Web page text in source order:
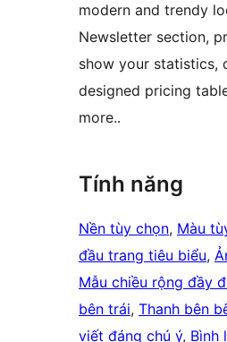
modern and trendy
Newsletter section,
show your statistics,
designed pricing
more..
Tính năng
Nền tùy chọn, Màu
đầu trang tiêu biểu,
Mẫu chiều rộng đầy
bên trái, Thanh bên
viết đáng chú ý, Bình